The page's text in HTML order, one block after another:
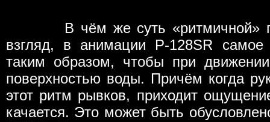
В чём же суть «ритмичной»
взгляд, в анимации P-128SR
таким образом, чтобы при
поверхностью воды. Причём когда
этот ритм рывков, приходит
качается. Это может быть